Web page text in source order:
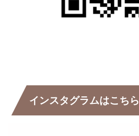
インスタグラムはこちら